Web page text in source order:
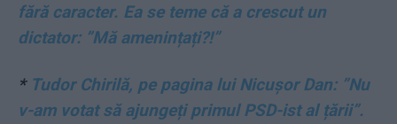
fără caracter. Ea se teme că a crescut un
dictator: ”Mă amenințați?!”
* Tudor Chirilă, pe pagina lui Nicușor Dan: ”Nu
v-am votat să ajungeți primul PSD-ist al țării”.